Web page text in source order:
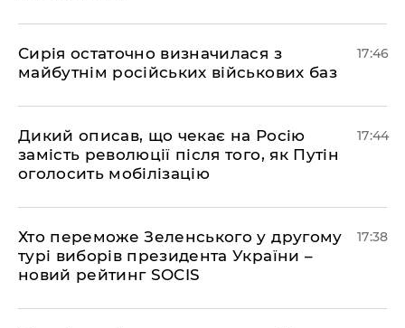
Сирія остаточно визначилася з
майбутнім російських військових баз
17:46
Дикий описав, що чекає на Росію
замість революції після того, як Путін
оголосить мобілізацію
17:44
Хто переможе Зеленського у другому
турі виборів президента України –
новий рейтинг SOCIS
17:38